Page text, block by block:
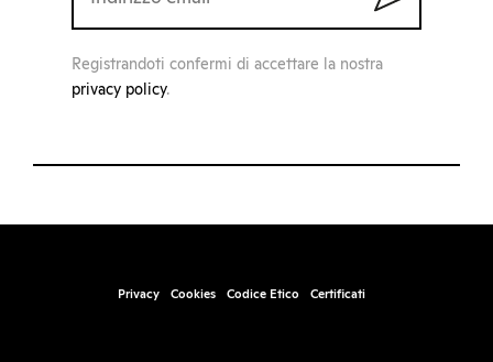
Registrandoti confermi di accettare la nostra
privacy policy.
Privacy Cookies Codice Etico Certificati